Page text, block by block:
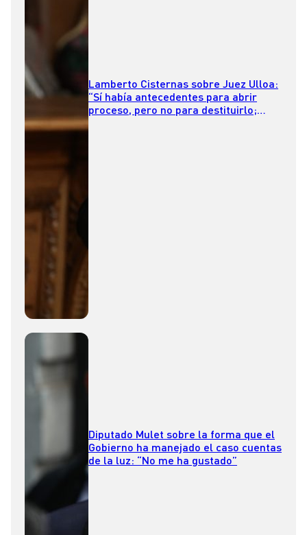
Lamberto Cisternas sobre Juez Ulloa:
“Sí había antecedentes para abrir
proceso, pero no para destituirlo;
Diputado Mulet sobre la forma que el
Gobierno ha manejado el caso cuentas
de la luz: “No me ha gustado”